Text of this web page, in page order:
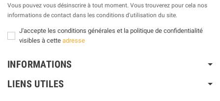
Vous pouvez vous désinscrire à tout moment. Vous trouverez pour cela nos
informations de contact dans les conditions d'utilisation du site.
J'accepte les conditions générales et la politique de confidentialité
visibles à cette adresse
INFORMATIONS
LIENS UTILES